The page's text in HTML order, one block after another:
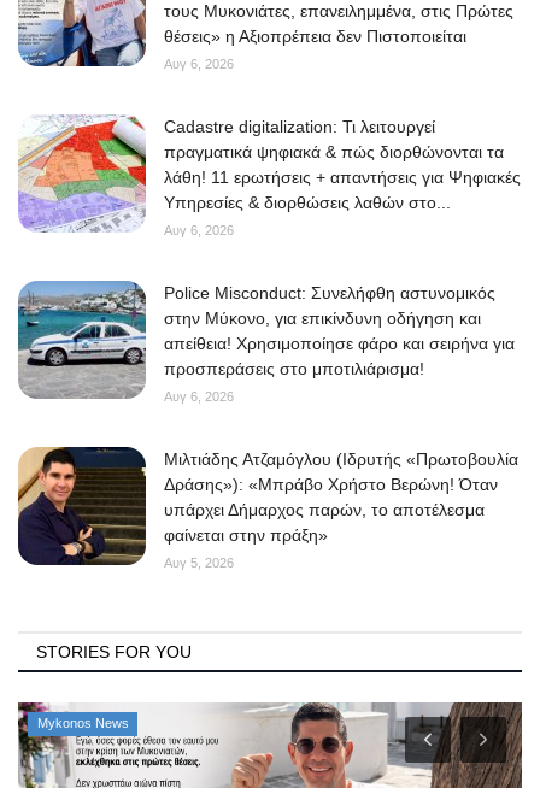
τους Μυκονιάτες, επανειλημμένα, στις Πρώτες
θέσεις» η Αξιοπρέπεια δεν Πιστοποιείται
Αυγ 6, 2026
Cadastre digitalization: Τι λειτουργεί
πραγματικά ψηφιακά & πώς διορθώνονται τα
λάθη! 11 ερωτήσεις + απαντήσεις για Ψηφιακές
Υπηρεσίες & διορθώσεις λαθών στο...
Αυγ 6, 2026
Police Misconduct: Συνελήφθη αστυνομικός
στην Μύκονο, για επικίνδυνη οδήγηση και
απείθεια! Χρησιμοποίησε φάρο και σειρήνα για
προσπεράσεις στο μποτιλιάρισμα!
Αυγ 6, 2026
Μιλτιάδης Ατζαμόγλου (Ιδρυτής «Πρωτοβουλία
Δράσης»): «Μπράβο Χρήστο Βερώνη! Όταν
υπάρχει Δήμαρχος παρών, το αποτέλεσμα
φαίνεται στην πράξη»
Αυγ 5, 2026
STORIES FOR YOU
Mykonos News